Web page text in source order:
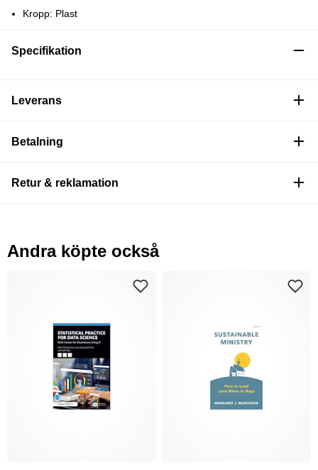
Kropp: Plast
Specifikation
Leverans
Betalning
Retur & reklamation
Andra köpte också